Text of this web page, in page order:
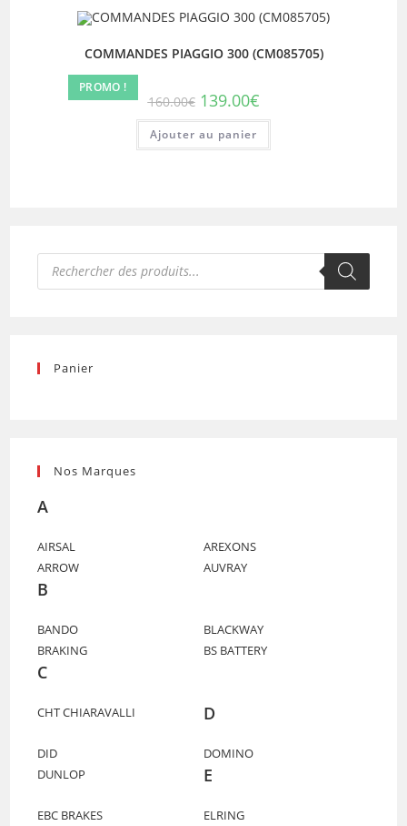
PROMO !
COMMANDES PIAGGIO 300 (CM085705)
160.00€ Le
prix
initial
était :
160.00€.
139.00€Le
prix
actuel
139.00€.
Ajouter au panier
Recherche
produits
Panier
Nos Marques
A
AIRSAL
AREXONS
ARROW
AUVRAY
B
BANDO
BLACKWAY
BRAKING
BS BATTERY
C
CHT CHIARAVALLI D
DID
DOMINO
DUNLOP
E
EBC BRAKES
ELRING